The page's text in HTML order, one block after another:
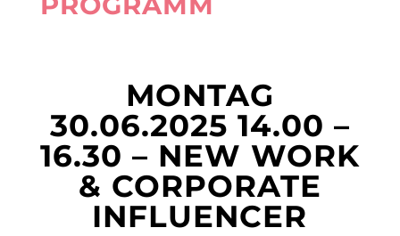
MONTAG
30.06.2025 14.00 –
16.30 – NEW WORK
& CORPORATE
INFLUENCER